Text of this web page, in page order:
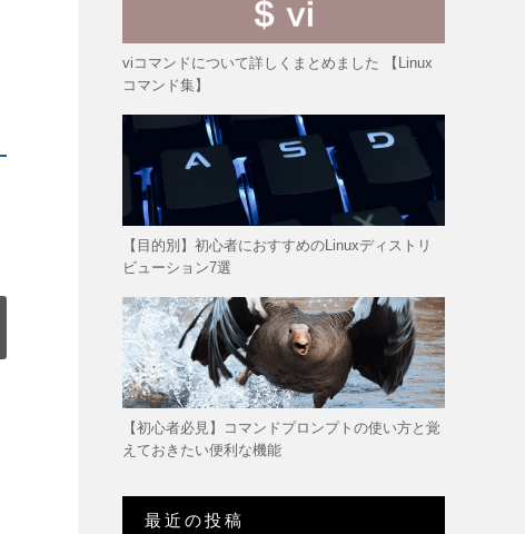
viコマンドについて詳しくまとめました 【Linux
コマンド集】
【目的別】初心者におすすめのLinuxディストリ
ビューション7選
【初心者必見】コマンドプロンプトの使い方と覚
えておきたい便利な機能
最近の投稿